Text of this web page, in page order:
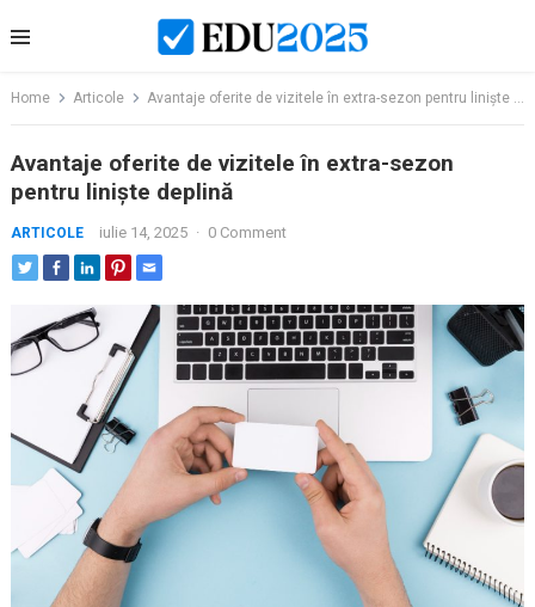
to
Home Articole Avantaje oferite de vizitele în extra-sezon pentru liniște deplină
Avantaje oferite de vizitele în extra-sezon
pentru liniște deplină
ARTICOLE iulie 14, 2025 · 0 Comment